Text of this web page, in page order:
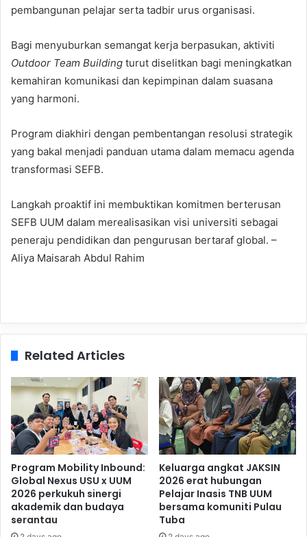
pembangunan pelajar serta tadbir urus organisasi.
Bagi menyuburkan semangat kerja berpasukan, aktiviti
Outdoor Team Building turut diselitkan bagi meningkatkan
kemahiran komunikasi dan kepimpinan dalam suasana
yang harmoni.
Program diakhiri dengan pembentangan resolusi strategik
yang bakal menjadi panduan utama dalam memacu agenda
transformasi SEFB.
Langkah proaktif ini membuktikan komitmen berterusan
SEFB UUM dalam merealisasikan visi universiti sebagai
peneraju pendidikan dan pengurusan bertaraf global. –
Aliya Maisarah Abdul Rahim
Related Articles
Program Mobility Inbound:
Global Nexus USU x UUM
2026 perkukuh sinergi
akademik dan budaya
serantau
Keluarga angkat JAKSIN
2026 erat hubungan
Pelajar Inasis TNB UUM
bersama komuniti Pulau
Tuba